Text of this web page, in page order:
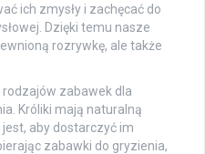
ich zmysły i zachęcać do
Dzięki temu nasze
rozrywkę, ale także
zabawek dla
Króliki mają naturalną
aby dostarczyć im
zabawki do gryzienia,